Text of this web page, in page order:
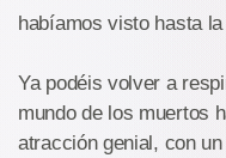
habíamos visto hasta
Ya podéis volver a
mundo de los muertos
atracción genial, con